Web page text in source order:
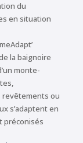
du
en situation
la baignoire
monte-
revêtements ou
s’adaptent en
préconisés